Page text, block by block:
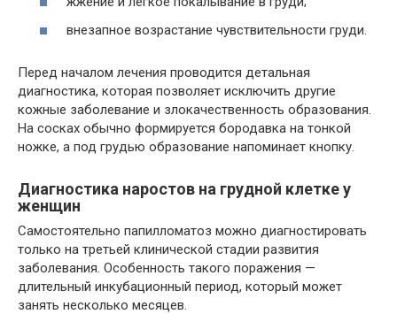
внезапное возрастание чувствительности груди.
Перед началом лечения проводится детальная
диагностика, которая позволяет исключить другие
кожные заболевание и злокачественность образования.
На сосках обычно формируется бородавка на тонкой
ножке, а под грудью образование напоминает кнопку.
Диагностика наростов на грудной клетке у
женщин
Самостоятельно папилломатоз можно диагностировать
только на третьей клинической стадии развития
заболевания. Особенность такого поражения —
длительный инкубационный период, который может
занять несколько месяцев.